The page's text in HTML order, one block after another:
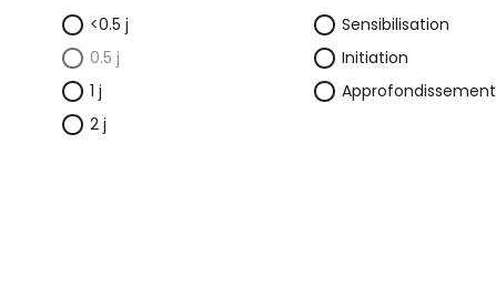
<0.5 j
0.5 j
1 j
2 j
Sensibilisation
Initiation
Approfondissement